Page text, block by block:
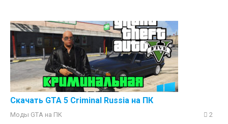
Скачать GTA 5 Criminal Russia на ПК
Моды GTA на ПK 2